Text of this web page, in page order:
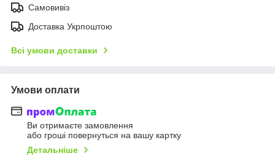
Самовивіз
Доставка Укрпоштою
Всі умови доставки
Умови оплати
Ви отримаєте замовлення
або гроші повернуться на вашу картку
Детальніше